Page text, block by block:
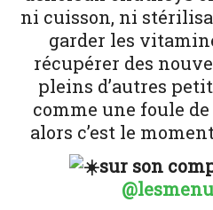
ni cuisson, ni
garder les
récupérer des
pleins d’autres
comme une foule
alors c’est le
sur son